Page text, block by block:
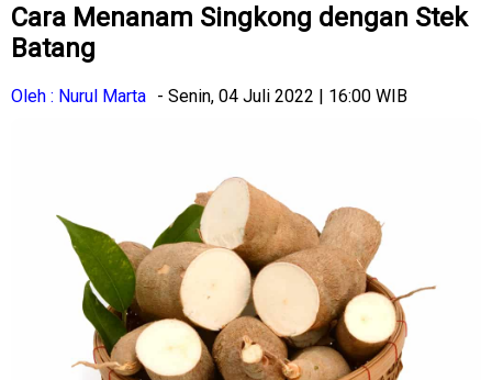
Cara Menanam Singkong dengan Stek
Batang
Oleh : Nurul Marta - Senin, 04 Juli 2022 | 16:00 WIB